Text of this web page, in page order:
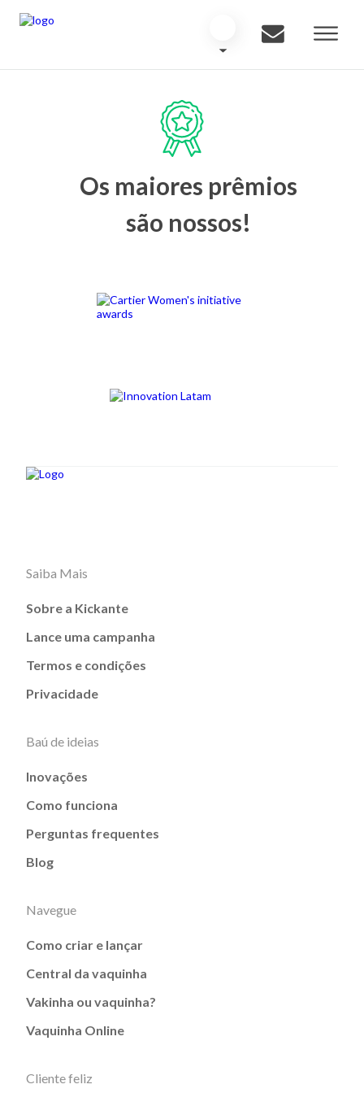
Os maiores prêmios
são nossos!
Saiba Mais
Sobre a Kickante
Lance uma campanha
Termos e condições
Privacidade
Baú de ideias
Inovações
Como funciona
Perguntas frequentes
Blog
Navegue
Como criar e lançar
Central da vaquinha
Vakinha ou vaquinha?
Vaquinha Online
Cliente feliz